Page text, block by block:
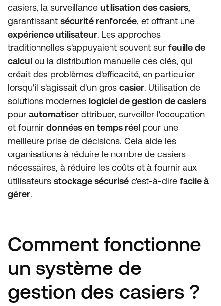
casiers, la surveillance utilisation des casiers,
garantissant sécurité renforcée, et offrant une
expérience utilisateur. Les approches
traditionnelles s'appuyaient souvent sur feuille de
calcul ou la distribution manuelle des clés, qui
créait des problèmes d'efficacité, en particulier
lorsqu'il s'agissait d'un gros casier. Utilisation de
solutions modernes logiciel de gestion de casiers
pour automatiser attribuer, surveiller l'occupation
et fournir données en temps réel pour une
meilleure prise de décisions. Cela aide les
organisations à réduire le nombre de casiers
nécessaires, à réduire les coûts et à fournir aux
utilisateurs stockage sécurisé c'est-à-dire facile à
gérer.
Comment fonctionne
un système de
gestion des casiers ?